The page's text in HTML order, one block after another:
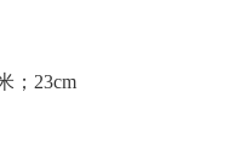
；23cm